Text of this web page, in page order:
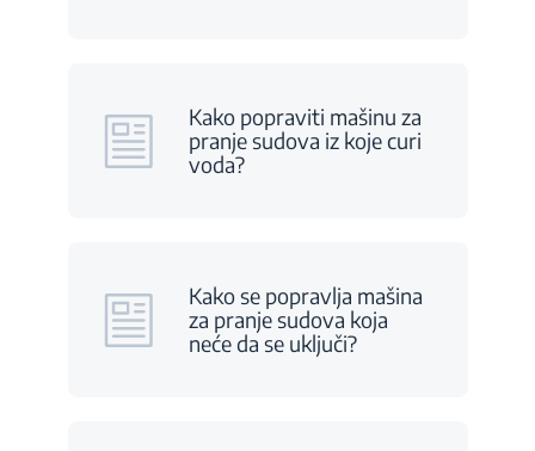
Kako popraviti mašinu za
pranje sudova iz koje curi
voda?
Kako se popravlja mašina
za pranje sudova koja
neće da se uključi?